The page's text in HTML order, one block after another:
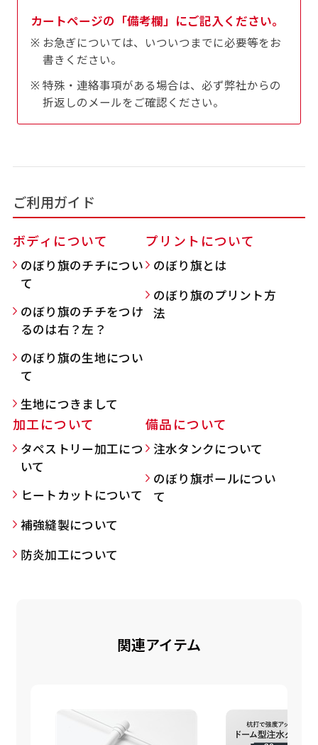
カートページの「備考欄」にご記入ください。
お急ぎについては、いついつまでに必要等をお
書きください。
特殊・連絡事項がある場合は、必ず弊社からの
折返しのメールをご確認ください。
ご利用ガイド
ボディについて
のぼり旗のチチについ
て
のぼり旗のチチをつけ
るのは右？左？
のぼり旗の生地につい
て
生地につきまして
プリントについて
のぼり旗とは
のぼり旗のプリント方
法
加工について
タペストリー加工につ
いて
ヒートカットについて
補強縫製について
防炎加工について
備品について
注水タンクについて
のぼり旗ポールについ
て
関連アイテム
4mまたは5mのポールが必要です。
作成しパイプを入れてその間に紐を通します。壁
際の装飾などにとてもお役立ち！
布A1ポスター(60x84)
のぼりだけでなく、ポスターも作れます。
Aバナー(60x180)
Aバナーは三角の形状を利用することでA面B面2
種のデザインを楽しむことができます。前からも
後ろからもアピールができる両面対応のバナーで
4mまたは5mのポールが必要です。
作成しパイプを入れてその間に紐を通します。壁
際の装飾などにとてもお役立ち！
布A1ポスター(84x60)
のぼりだけでなく、ポスターも作れます。
自由入力(180x60以内)
お好みのサイズで縦幕・横幕の作成が可能です。
長辺が180cm以内、短辺が60cm以内であれば自
由なサイズを指定下さい！
レギュラーのれん
(180x50)